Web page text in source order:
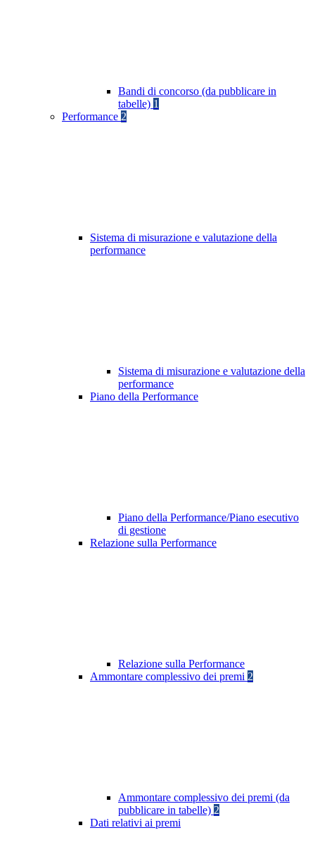
Bandi di concorso (da pubblicare in
tabelle) 1
Performance 2
Sistema di misurazione e valutazione della
performance
Sistema di misurazione e valutazione della
performance
Piano della Performance
Piano della Performance/Piano esecutivo
di gestione
Relazione sulla Performance
Relazione sulla Performance
Ammontare complessivo dei premi 2
Ammontare complessivo dei premi (da
pubblicare in tabelle) 2
Dati relativi ai premi